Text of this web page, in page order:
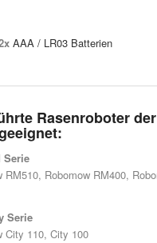
AAA / LR03 Batterien
Rasenroboter
Robomow RM400,
Serie
City 110, City 100